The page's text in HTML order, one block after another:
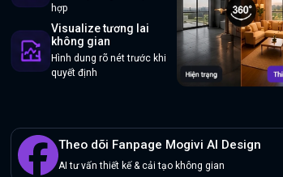
hợp
Visualize tương lai
không gian
Hình dung rõ nét trước khi
quyết định
Theo dõi Fanpage Mogivi AI Design
AI tư vấn thiết kế & cải tạo không gian